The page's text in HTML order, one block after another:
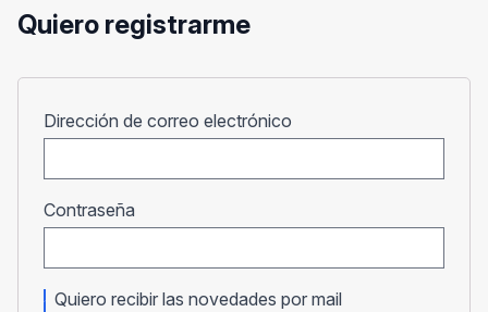
Quiero registrarme
Dirección de correo electrónico
Contraseña
Quiero recibir las novedades por mail